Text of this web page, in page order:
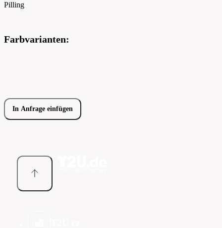
Pilling
Farbvarianten:
In Anfrage einfügen